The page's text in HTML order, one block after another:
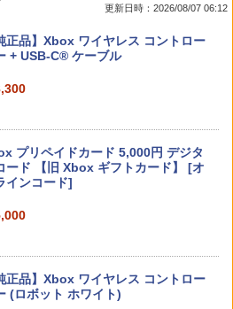
イテムセット、旅の仕送りセット)
バー(仮)」（ゲーム内コンテンツ）)
【ブルーレイ】／クリス・サランドン
イ／海外アニメ・定番スタジオ
ティブルーレイ／海外アニメ・定番
ジオ
ラトゥーン レイダース|オンライン
ド版
ラトゥーン レイダース -Switch2
Switch 2(日本語・国内専用)
5 デジタル・エディション
語専用 Console Language: Japan
of Reincarnation -PS5 【特典】
ダクトコード 封入
正品】ディスクドライブ(CFI-ZDD1
更新日時：2026/08/07 06:12
正品】Xbox ワイヤレス コントロー
+ USB-C® ケーブル
プリペイドカード 5,000円 デジタ
ード 【旧 Xbox ギフトカード】 [オ
インコード]
正品】Xbox ワイヤレス コントロー
(ロボット ホワイト)